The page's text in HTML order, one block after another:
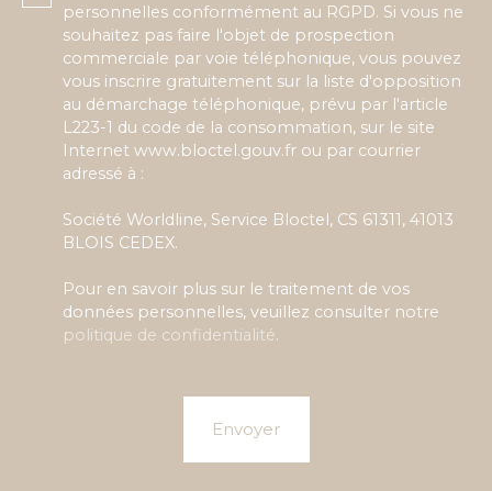
personnelles conformément au RGPD. Si vous ne
souhaitez pas faire l'objet de prospection
commerciale par voie téléphonique, vous pouvez
vous inscrire gratuitement sur la liste d'opposition
au démarchage téléphonique, prévu par l'article
L223-1 du code de la consommation, sur le site
Internet www.bloctel.gouv.fr ou par courrier
adressé à :
Société Worldline, Service Bloctel, CS 61311, 41013
BLOIS CEDEX.
Pour en savoir plus sur le traitement de vos
données personnelles, veuillez consulter notre
politique de confidentialité.
Envoyer